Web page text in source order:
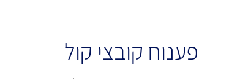
פענוח קובצי קול